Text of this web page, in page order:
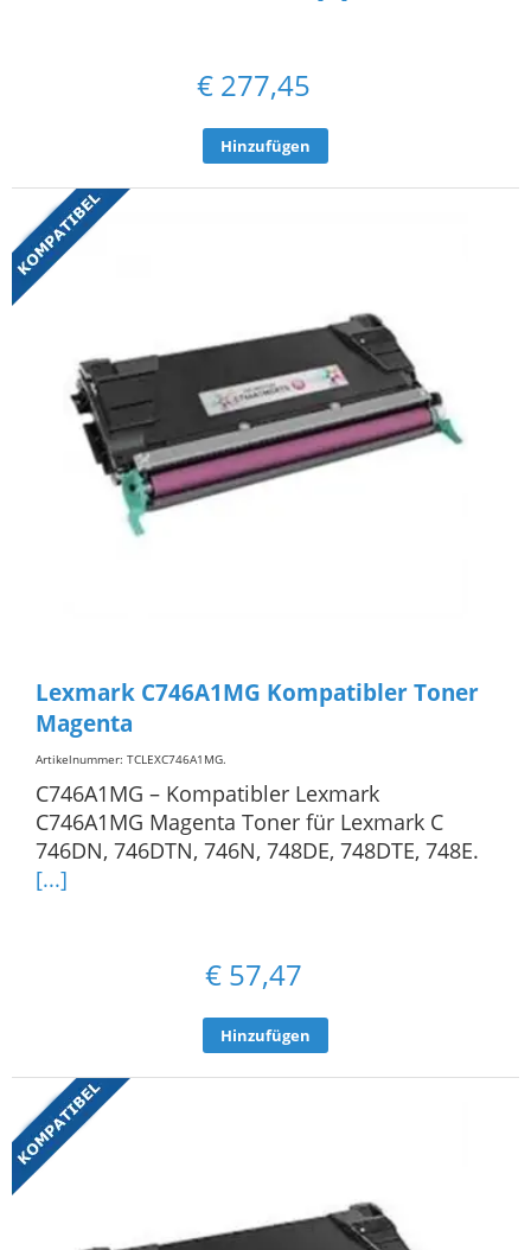
€ 277,45
Hinzufügen
Lexmark C746A1MG Kompatibler Toner
Magenta
Artikelnummer: TCLEXC746A1MG.
C746A1MG – Kompatibler Lexmark
C746A1MG Magenta Toner für Lexmark C
746DN, 746DTN, 746N, 748DE, 748DTE, 748E.
[...]
€ 57,47
Hinzufügen